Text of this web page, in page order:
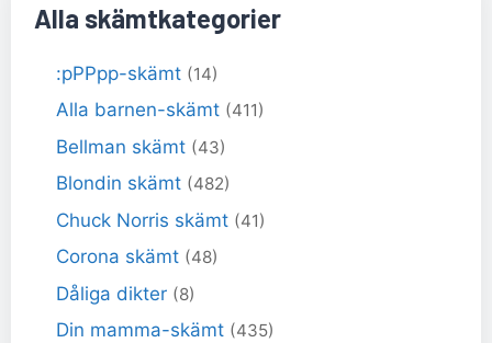
Alla skämtkategorier
:pPPpp-skämt (14)
Alla barnen-skämt (411)
Bellman skämt (43)
Blondin skämt (482)
Chuck Norris skämt (41)
Corona skämt (48)
Dåliga dikter (8)
Din mamma-skämt (435)